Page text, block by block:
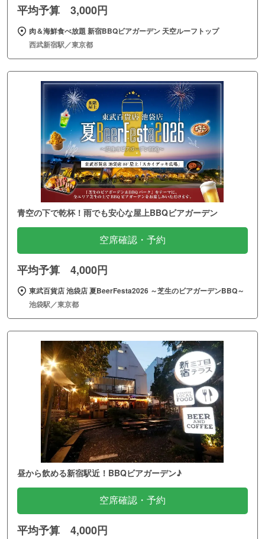
平均予算 3,000円
肉＆海鮮食べ放題 新宿BBQビアガーデン 天空ルーフトップ
西武新宿駅／東京都
青空の下で乾杯！雨でも安心な屋上BBQビアガーデン
空席確認・予約
平均予算 4,000円
東武百貨店 池袋店 夏BeerFesta2026 ～芝生のビアガーデンBBQ～
池袋駅／東京都
昼から飲める新宿駅近！BBQビアガーデン♪
空席確認・予約
平均予算 4,000円